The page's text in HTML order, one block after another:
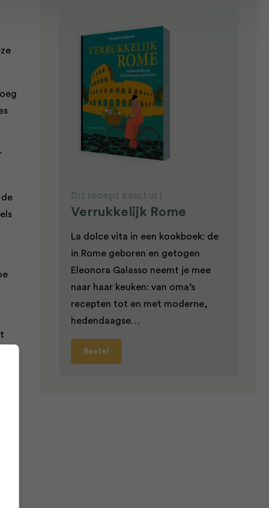
Dit recept komt uit:
Verrukkelijk Rome
La dolce vita in een kookboek: de
in Rome geboren en getogen
Eleonora Galasso neemt je mee
naar haar keuken: van oma’s
recepten tot en met moderne,
hedendaagse…
Bestel